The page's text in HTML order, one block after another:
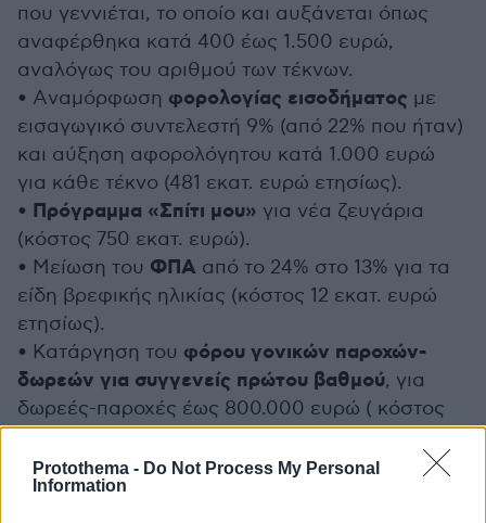
Protothema - Do Not Process My Personal
Information
που γεννιέται, το οποίο και αυξάνεται όπως
αναφέρθηκα κατά 400 έως 1.500 ευρώ,
αναλόγως του αριθμού των τέκνων.
• Aναμόρφωση φορολογίας εισοδήματος με
εισαγωγικό συντελεστή 9% (από 22% που ήταν)
και αύξηση αφορολόγητου κατά 1.000 ευρώ
για κάθε τέκνο (481 εκατ. ευρώ ετησίως).
• Πρόγραμμα «Σπίτι μου» για νέα ζευγάρια
(κόστος 750 εκατ. ευρώ).
• Μείωση του ΦΠΑ από το 24% στο 13% για τα
είδη βρεφικής ηλικίας (κόστος 12 εκατ. ευρώ
ετησίως).
• Κατάργηση του φόρου γονικών παροχών-
δωρεών για συγγενείς πρώτου βαθμού, για
δωρεές-παροχές έως 800.000 ευρώ ( κόστος
26 εκατ. ευρώ ετησίως).
• Παραπάνω γονικές άδειεςκαι για τους δυο
γονείς (άδεια πατρότητας, επιδοτούμενη γονική